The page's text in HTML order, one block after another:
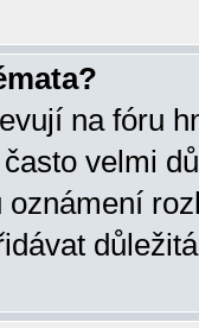
na fóru
velmi
oznámení